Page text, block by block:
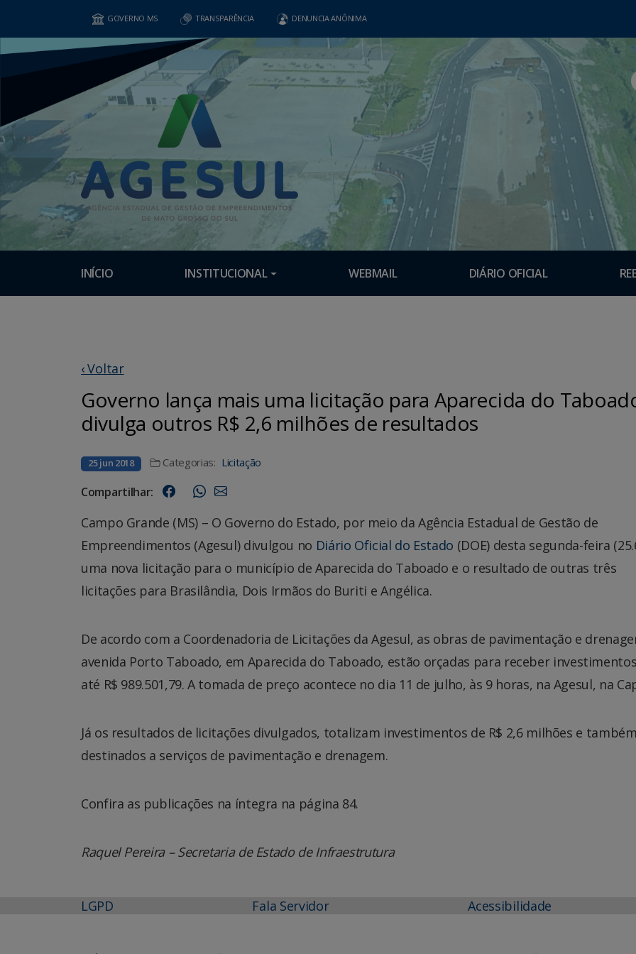
GOVERNO MS TRANSPARÊNCIA DENUNCIA ANÔNIMA
INÍCIO INSTITUCIONAL WEBMAIL DIÁRIO OFICIAL
‹ Voltar
Governo lança mais uma licitação para Aparecida do
divulga outros R$ 2,6 milhões de resultados
25 jun 2018 Categorias: Licitação
Compartilhar:
Campo Grande (MS) – O Governo do Estado, por meio da Agência Estadual de Gestão de
Empreendimentos (Agesul) divulgou no Diário Oficial do Estado (DOE) desta segunda-feira
uma nova licitação para o município de Aparecida do Taboado e o resultado de outras três
licitações para Brasilândia, Dois Irmãos do Buriti e Angélica.
De acordo com a Coordenadoria de Licitações da Agesul, as obras de pavimentação e
avenida Porto Taboado, em Aparecida do Taboado, estão orçadas para receber
até R$ 989.501,79. A tomada de preço acontece no dia 11 de julho, às 9 horas, na Agesul, na
Já os resultados de licitações divulgados, totalizam investimentos de R$ 2,6 milhões e
destinados a serviços de pavimentação e drenagem.
Confira as publicações na íntegra na página 84.
Raquel Pereira – Secretaria de Estado de Infraestrutura
LGPD Fala Servidor Acessibilidade